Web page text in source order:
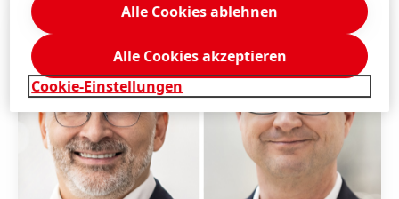
Cookie-Einstellungen
Alle Cookies ablehnen
Alle Cookies akzeptieren